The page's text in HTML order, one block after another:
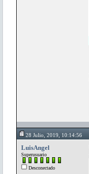
28 Julio, 2019, 10:14:56
LuisAngel
Superusuario
Desconectado